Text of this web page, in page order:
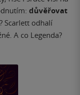
důvěřovat
? Scarlett odhalí
A co Legenda?